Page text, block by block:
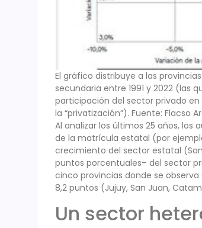
El gráfico distribuye a las
secundaria entre 1991 y 2022 (las
participación del sector privado
la “privatización”). Fuente: Flacso
Al analizar los últimos 25 años,
de la matrícula estatal (por
crecimiento del sector estatal
puntos porcentuales– del sector
cinco provincias donde se
8,2 puntos (Jujuy, San Juan,
Un sector